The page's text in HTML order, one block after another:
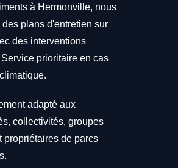
à Hermonville, nous
des plans d'entretien sur
des interventions
prioritaire en cas
adapté aux
collectivités, groupes
propriétaires de parcs